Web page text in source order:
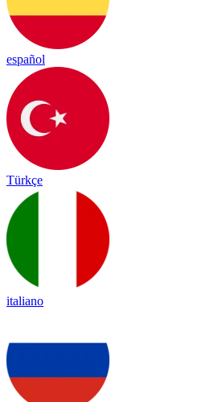
español
Türkçe
italiano